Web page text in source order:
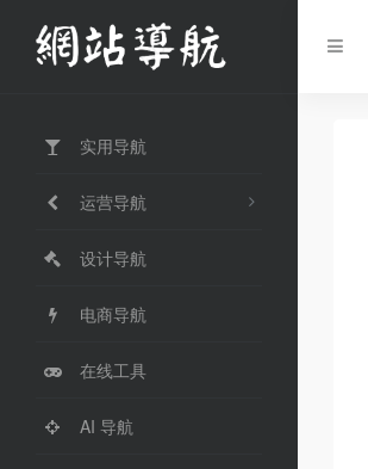
实用导航
运营导航
设计导航
电商导航
在线工具
AI 导航